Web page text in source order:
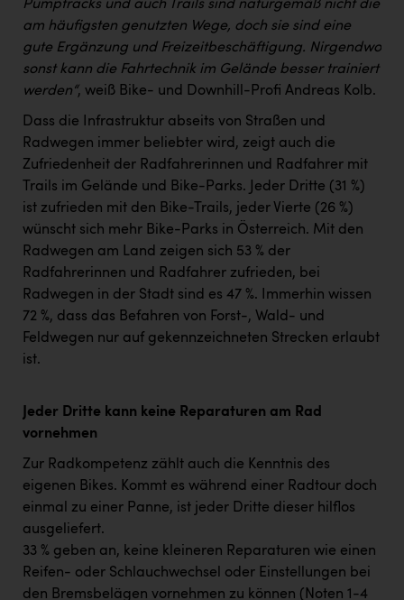
Pumptracks und auch Trails sind naturgemäß nicht die
am häufigsten genutzten Wege, doch sie sind eine
gute Ergänzung und Freizeitbeschäftigung. Nirgendwo
sonst kann die Fahrtechnik im Gelände besser trainiert
werden“, weiß Bike- und Downhill-Profi Andreas Kolb.
Dass die Infrastruktur abseits von Straßen und
Radwegen immer beliebter wird, zeigt auch die
Zufriedenheit der Radfahrerinnen und Radfahrer mit
Trails im Gelände und Bike-Parks. Jeder Dritte (31 %)
ist zufrieden mit den Bike-Trails, jeder Vierte (26 %)
wünscht sich mehr Bike-Parks in Österreich. Mit den
Radwegen am Land zeigen sich 53 % der
Radfahrerinnen und Radfahrer zufrieden, bei
Radwegen in der Stadt sind es 47 %. Immerhin wissen
72 %, dass das Befahren von Forst-, Wald- und
Feldwegen nur auf gekennzeichneten Strecken erlaubt
ist.
Jeder Dritte kann keine Reparaturen am Rad
vornehmen
Zur Radkompetenz zählt auch die Kenntnis des
eigenen Bikes. Kommt es während einer Radtour doch
einmal zu einer Panne, ist jeder Dritte dieser hilflos
ausgeliefert.
33 % geben an, keine kleineren Reparaturen wie einen
Reifen- oder Schlauchwechsel oder Einstellungen bei
den Bremsbelägen vornehmen zu können (Noten 1-4